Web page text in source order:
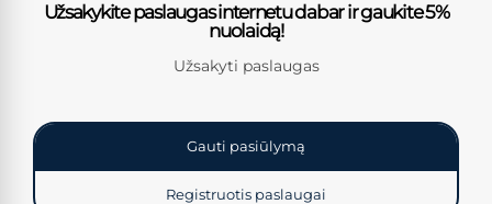
Užsakykite paslaugas internetu dabar ir gaukite 5%
nuolaidą!
Užsakyti paslaugas
Gauti pasiūlymą
Registruotis paslaugai